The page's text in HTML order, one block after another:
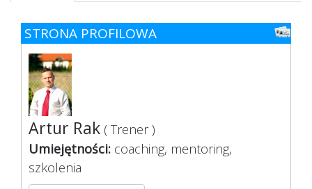
STRONA PROFILOWA
Artur Rak ( Trener )
Umiejętności: coaching, mentoring,
szkolenia